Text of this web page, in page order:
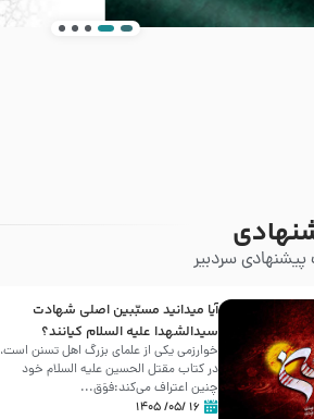
سردبیر
آیا میدانید مسبّبین اصلی شهادت
سیدالشهدا علیه ‌السلام کیانند؟
خوارزمی یکی از علمای بزرگ اهل تسنن است،
در کتاب مقتل الحسین علیه ‌السلام خود
چنین اعتراف می‌کند:فوَق...
۱۶ /۰۵/ ۱۴۰۵